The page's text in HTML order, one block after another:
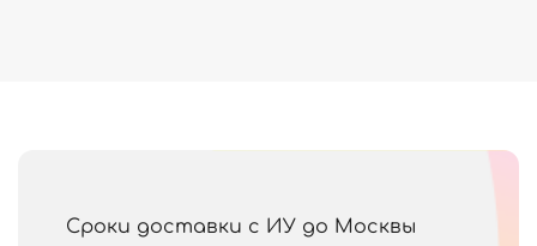
Сроки доставки с ИУ до Москвы